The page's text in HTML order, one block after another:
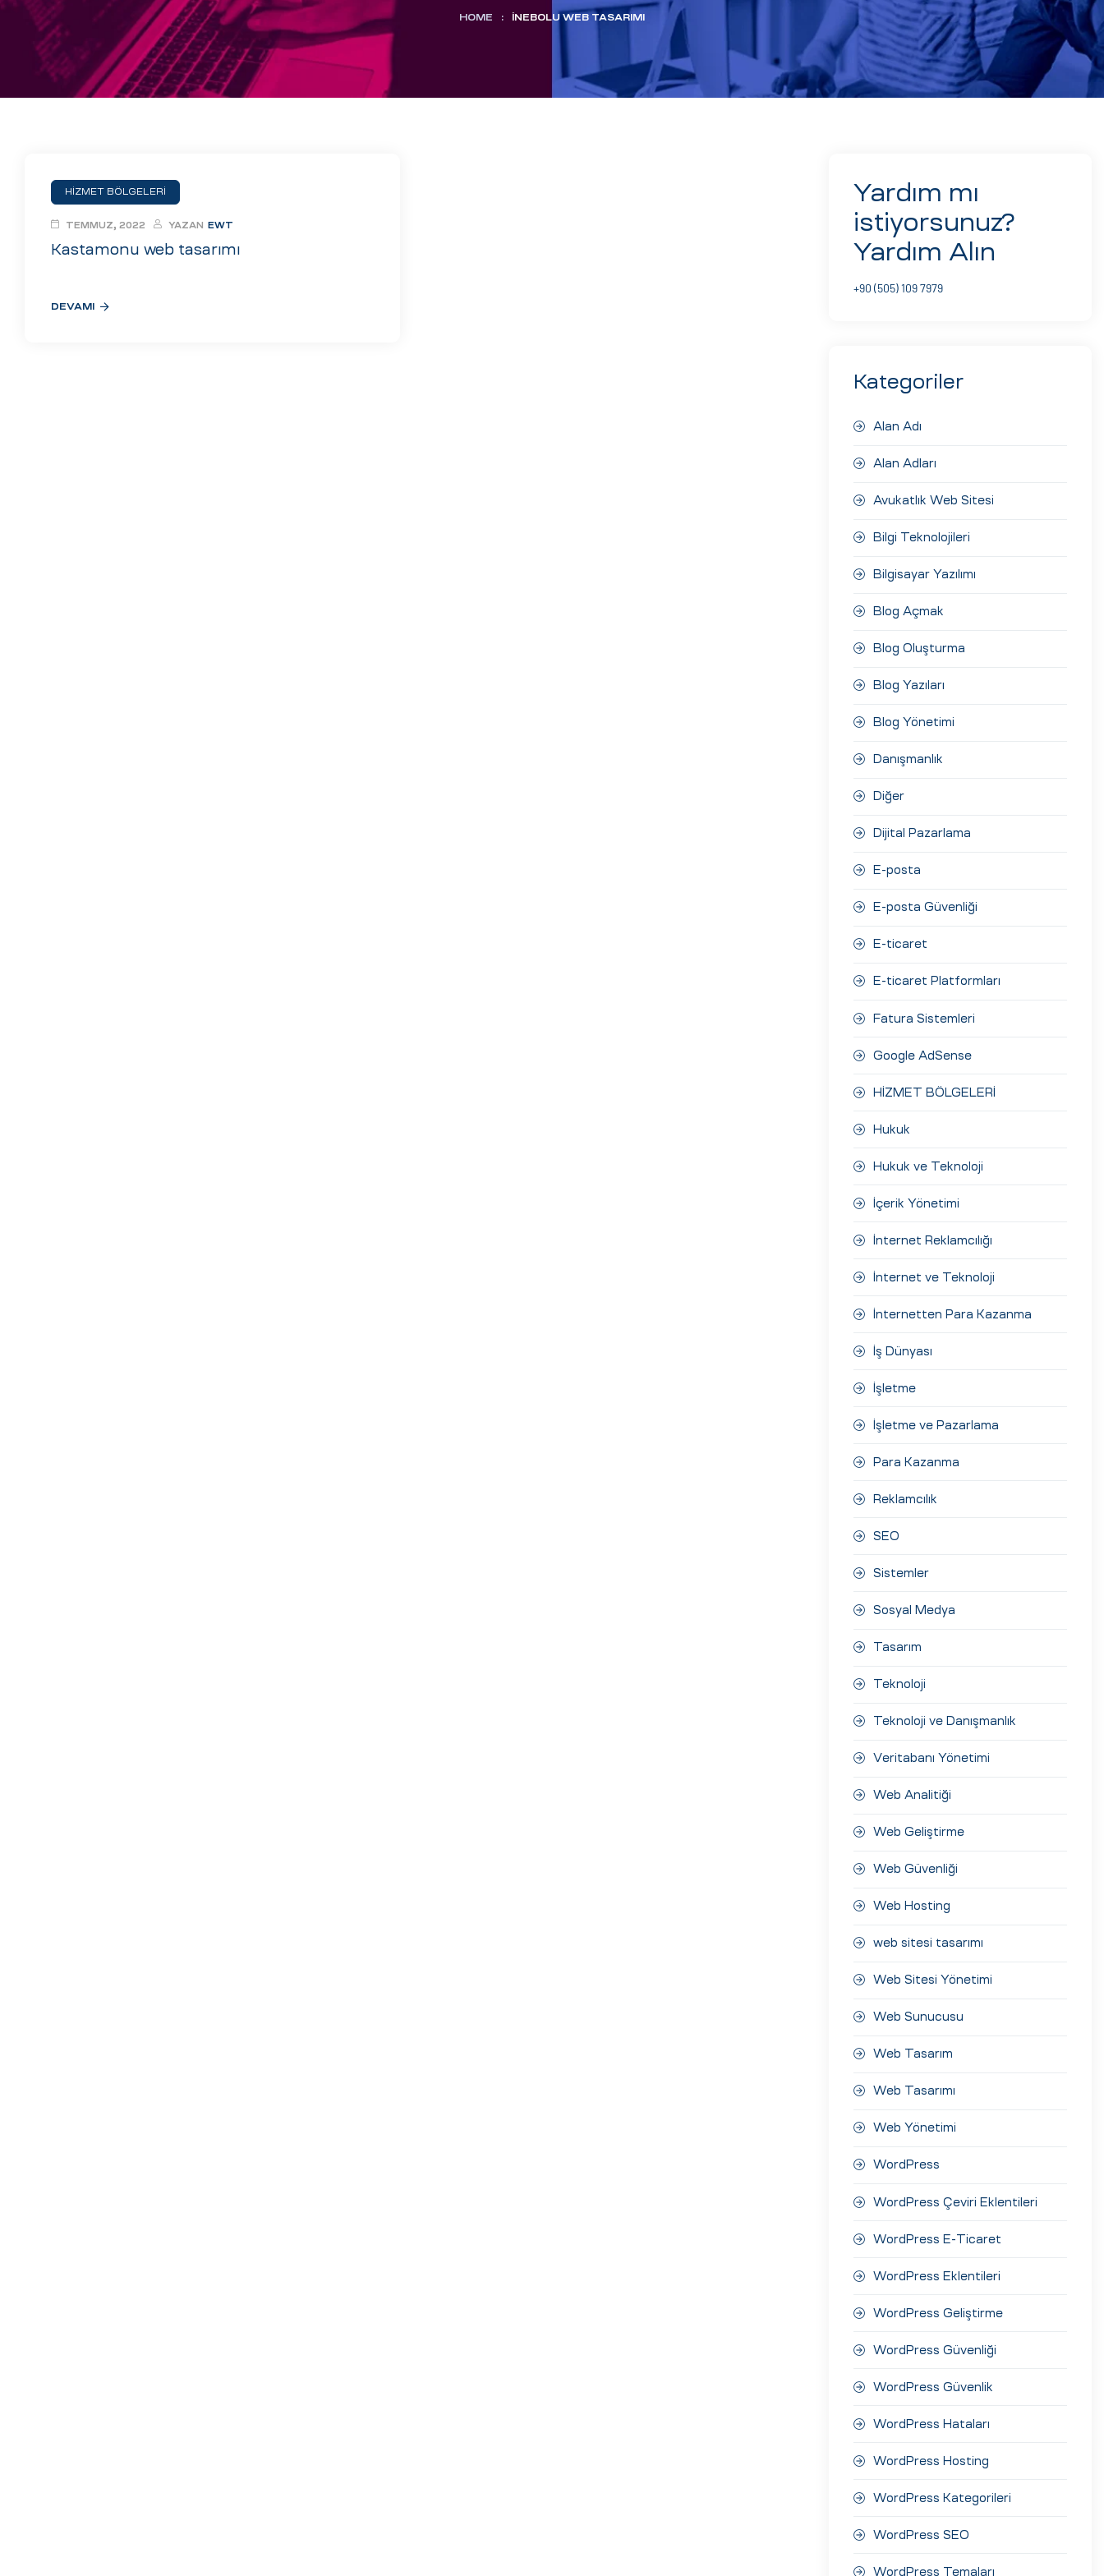
Aday
HOME : İNEBOLU WEB TASARIMI
HİZMET BÖLGELERİ
Kastamonu web tasarımı
TEMMUZ, 2022 YAZAN EWT
DEVAMI
Yardım mı
istiyorsunuz?
Yardım Alın
+90 (505) 109 7979
Kategoriler
Alan Adı
Alan Adları
Avukatlık Web Sitesi
Bilgi Teknolojileri
Bilgisayar Yazılımı
Blog Açmak
Blog Oluşturma
Blog Yazıları
Blog Yönetimi
Danışmanlık
Diğer
Dijital Pazarlama
E-posta
E-posta Güvenliği
E-ticaret
E-ticaret Platformları
Fatura Sistemleri
Google AdSense
HİZMET BÖLGELERİ
Hukuk
Hukuk ve Teknoloji
İçerik Yönetimi
İnternet Reklamcılığı
İnternet ve Teknoloji
İnternetten Para Kazanma
İş Dünyası
İşletme
İşletme ve Pazarlama
Para Kazanma
Reklamcılık
SEO
Sistemler
Sosyal Medya
Tasarım
Teknoloji
Teknoloji ve Danışmanlık
Veritabanı Yönetimi
Web Analitiği
Web Geliştirme
Web Güvenliği
Web Hosting
web sitesi tasarımı
Web Sitesi Yönetimi
Web Sunucusu
Web Tasarım
Web Tasarımı
Web Yönetimi
WordPress
WordPress Çeviri Eklentileri
WordPress E-Ticaret
WordPress Eklentileri
WordPress Geliştirme
WordPress Güvenliği
WordPress Güvenlik
WordPress Hataları
WordPress Hosting
WordPress Kategorileri
WordPress SEO
WordPress Temaları